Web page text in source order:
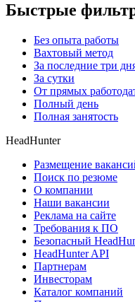
Быстрые
Без опыта работы
Вахтовый метод
За последние три
За сутки
От прямых
Полный день
Полная занятость
HeadHunter
Размещение
Поиск по резюме
О компании
Наши вакансии
Реклама на сайте
Требования к ПО
Безопасный
HeadHunter API
Партнерам
Инвесторам
Каталог компаний